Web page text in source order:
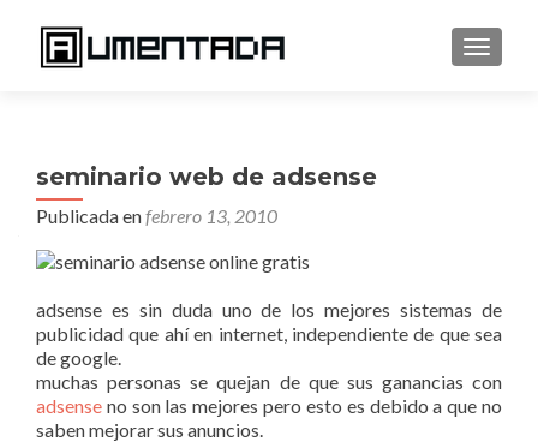
seminario web de adsense
Publicada enfebrero 13, 2010
adsense es sin duda uno de los mejores sistemas de
publicidad que ahí en internet, independiente de que sea
de google.
muchas personas se quejan de que sus ganancias con
adsense no son las mejores pero esto es debido a que no
saben mejorar sus anuncios.